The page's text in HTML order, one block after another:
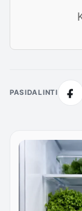
PASIDALINTI